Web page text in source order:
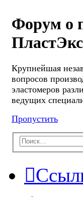
Форум о
Крупнейшая
вопросов
эластомеров
ведущих
Пропустить